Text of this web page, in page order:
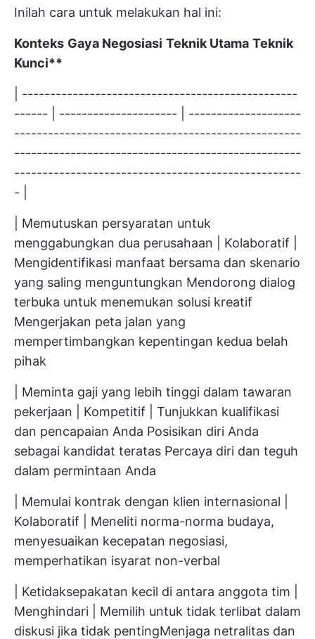
Inilah cara untuk melakukan hal ini:
Konteks Gaya Negosiasi Teknik Utama Teknik
Kunci**
| -------------------------------------------------
------ | --------------------- | --------------------
---------------------------------------------------
---------------------------------------------------
---------------------------------------------------
- |
| Memutuskan persyaratan untuk
menggabungkan dua perusahaan | Kolaboratif |
Mengidentifikasi manfaat bersama dan skenario
yang saling menguntungkan Mendorong dialog
terbuka untuk menemukan solusi kreatif
Mengerjakan peta jalan yang
mempertimbangkan kepentingan kedua belah
pihak
| Meminta gaji yang lebih tinggi dalam tawaran
pekerjaan | Kompetitif | Tunjukkan kualifikasi
dan pencapaian Anda Posisikan diri Anda
sebagai kandidat teratas Percaya diri dan teguh
dalam permintaan Anda
| Memulai kontrak dengan klien internasional |
Kolaboratif | Meneliti norma-norma budaya,
menyesuaikan kecepatan negosiasi,
memperhatikan isyarat non-verbal
| Ketidaksepakatan kecil di antara anggota tim |
Menghindari | Memilih untuk tidak terlibat dalam
diskusi jika tidak pentingMenjaga netralitas dan